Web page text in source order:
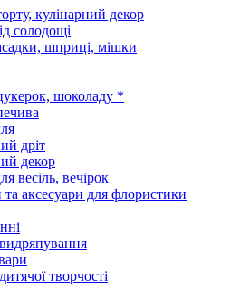
кулінарний декор
солодощі
шприці, мішки
шоколаду *
дріт
декор
весіль, вечірок
та аксесуари для флористики
творчості